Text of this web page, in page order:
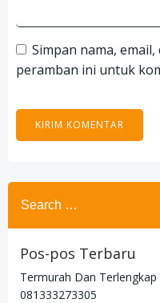
Simpan nama,
peramban ini untuk
Search
for:
Pos-pos Terbaru
Termurah Dan
081333273305